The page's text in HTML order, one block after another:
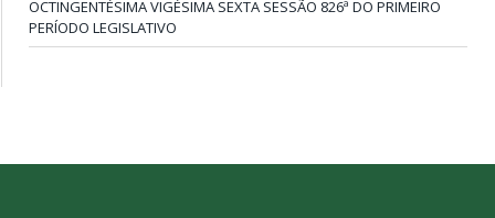
OCTINGENTÉSIMA VIGÉSIMA SEXTA SESSÃO 826ª DO PRIMEIRO
PERÍODO LEGISLATIVO